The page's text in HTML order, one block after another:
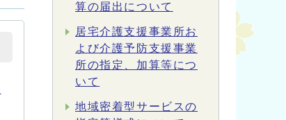
算の届出について
居宅介護支援事業所お
よび介護予防支援事業
所の指定、加算等につ
いて
地域密着型サービスの